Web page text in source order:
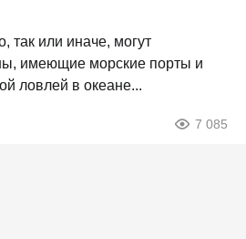
так или иначе, могут
имеющие морские порты и
ловлей в океане...
7 085